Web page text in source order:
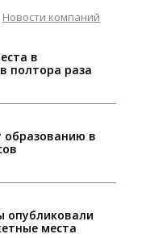
Новости компаний
в
полтора раза
образованию в
опубликовали
места